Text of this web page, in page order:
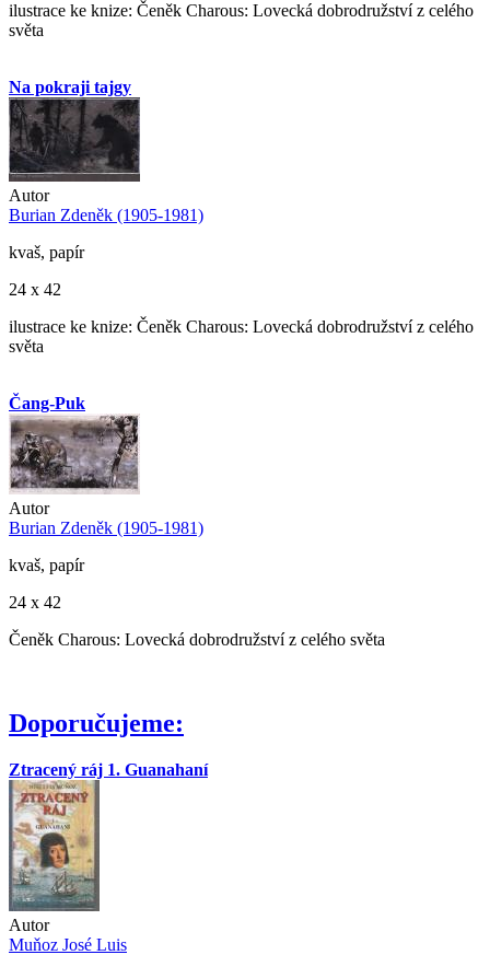
ilustrace ke knize: Čeněk Charous: Lovecká dobrodružství z celého
světa
Na pokraji tajgy
Autor
Burian Zdeněk (1905-1981)
kvaš, papír
24 x 42
ilustrace ke knize: Čeněk Charous: Lovecká dobrodružství z celého
světa
Čang-Puk
Autor
Burian Zdeněk (1905-1981)
kvaš, papír
24 x 42
Čeněk Charous: Lovecká dobrodružství z celého světa
Doporučujeme:
Ztracený ráj 1. Guanahaní
Autor
Muňoz José Luis